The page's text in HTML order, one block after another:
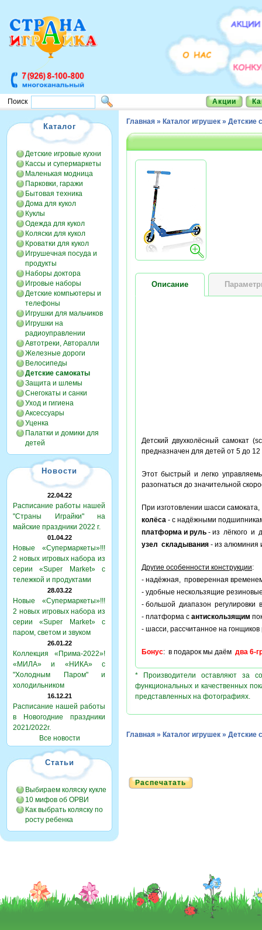
Поиск Акции
Каталог
Детские игровые кухни
Кассы и супермаркеты
Маленькая модница
Парковки, гаражи
Бытовая техника
Дома для кукол
Куклы
Одежда для кукол
Коляски для кукол
Кроватки для кукол
Игрушечная посуда и
продукты
Наборы доктора
Игровые наборы
Детские компьютеры и
телефоны
Игрушки для мальчиков
Игрушки на
радиоуправлении
Автотреки, Авторалли
Железные дороги
Велосипеды
Детские самокаты
Защита и шлемы
Снегокаты и санки
Уход и гигиена
Аксессуары
Уценка
Палатки и домики для
детей
Новости
22.04.22
Расписание работы нашей
"Страны Играйки" на
майские праздники 2022 г.
01.04.22
Новые «Супермаркеты»!!!
2 новых игровых набора из
серии «Super Market» с
тележкой и продуктами
28.03.22
Новые «Супермаркеты»!!!
2 новых игровых набора из
серии «Super Market» с
паром, светом и звуком
26.01.22
Коллекция «Прима-2022»!
«МИЛА» и «НИКА» с
"Холодным Паром" и
холодильником
16.12.21
Расписание нашей работы
в Новогодние праздники
2021/2022г.
Все новости
Статьи
Выбираем коляску кукле
10 мифов об ОРВИ
Как выбрать коляску по
росту ребенка
Главная » Каталог игрушек » Детские
Описание
Детский двухколёсный самокат
предназначен для детей от 5 до
Этот быстрый и легко
разогнаться до значительной
При изготовлении шасси
колёса - с надёжными
платформа и руль - из лёгкого и
узел складывания - из алюминия
Другие особенности конструкции:
- надёжная, проверенная
- удобные нескользящие
- большой диапазон
- платформа с антискользящим
- шасси, рассчитанное на гонщиков
Бонус: в подарок мы даём два 6-
* Производители оставляют за
функциональных и качественных
представленных на фотографиях.
Главная » Каталог игрушек » Детские
Распечатать